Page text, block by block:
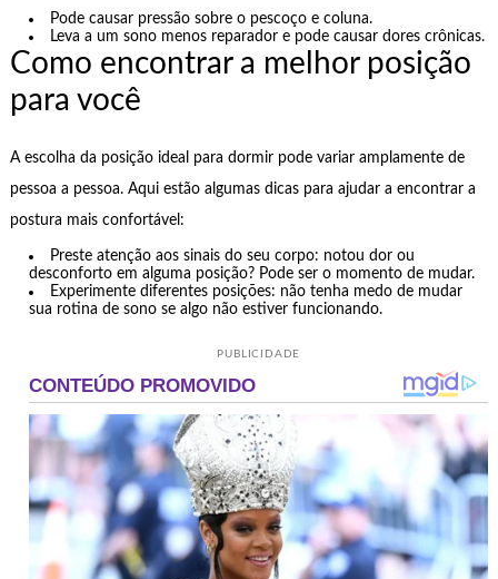
Pode causar pressão sobre o pescoço e coluna.
Leva a um sono menos reparador e pode causar dores crônicas.
Como encontrar a melhor posição
para você
A escolha da posição ideal para dormir pode variar amplamente de
pessoa a pessoa. Aqui estão algumas dicas para ajudar a encontrar a
postura mais confortável:
Preste atenção aos sinais do seu corpo: notou dor ou
desconforto em alguma posição? Pode ser o momento de mudar.
Experimente diferentes posições: não tenha medo de mudar
sua rotina de sono se algo não estiver funcionando.
PUBLICIDADE